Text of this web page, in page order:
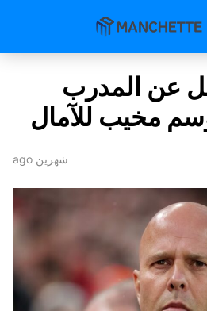
عن المدرب
مخيب للآمال
شهرين ago